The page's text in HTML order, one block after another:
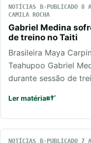
NOTÍCIAS PUBLICADO 8
CAMILA ROCHA
Gabriel Medina
de treino no Taiti
Brasileira Maya
Teahupoo Gabriel
durante sessão de
Ler matéria
NOTÍCIAS PUBLICADO 7